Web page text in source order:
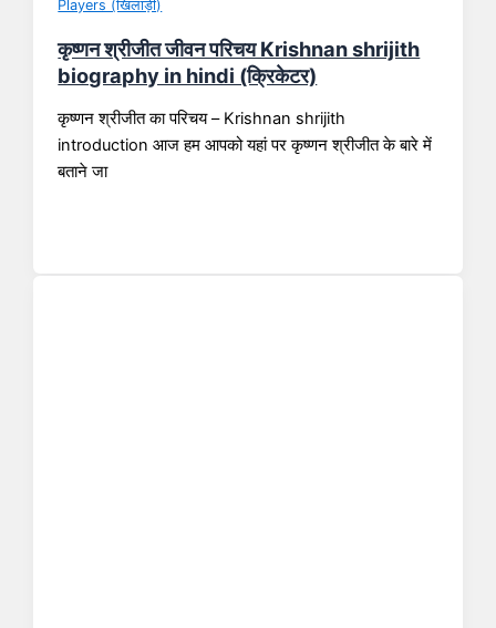
Players (खिलाड़ी)
कृष्णन श्रीजीत जीवन परिचय Krishnan shrijith
biography in hindi (क्रिकेटर)
कृष्णन श्रीजीत का परिचय – Krishnan shrijith
introduction आज हम आपको यहां पर कृष्णन श्रीजीत के बारे में
बताने जा